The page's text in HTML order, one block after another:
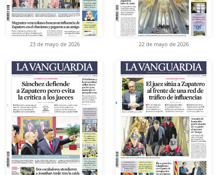
23 de mayo de 2026 22 de mayo de 2026